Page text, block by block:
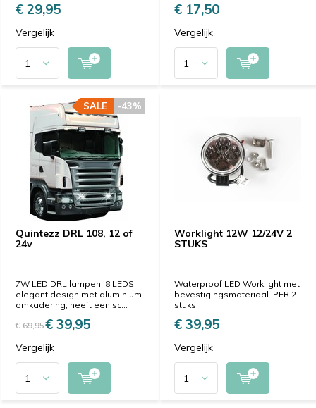
€ 29,95
Vergelijk
€ 17,50
Vergelijk
Quintezz DRL 108, 12 of
24v
-43%
SALE
7W LED DRL lampen, 8 LEDS,
elegant design met aluminium
omkadering, heeft een sc...
€ 69,95€ 39,95
Vergelijk
Worklight 12W 12/24V 2
STUKS
Waterproof LED Worklight met
bevestigingsmateriaal. PER 2
stuks
€ 39,95
Vergelijk